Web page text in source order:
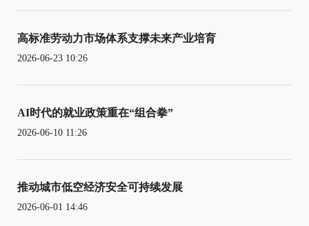
高标准劳动力市场体系支撑未来产业培育
2026-06-23 10:26
AI时代的就业政策重在“组合拳”
2026-06-10 11:26
推动城市低空经济安全可持续发展
2026-06-01 14:46